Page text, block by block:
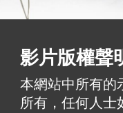
影片版權聲
本網站中所有的
所有，任何人士